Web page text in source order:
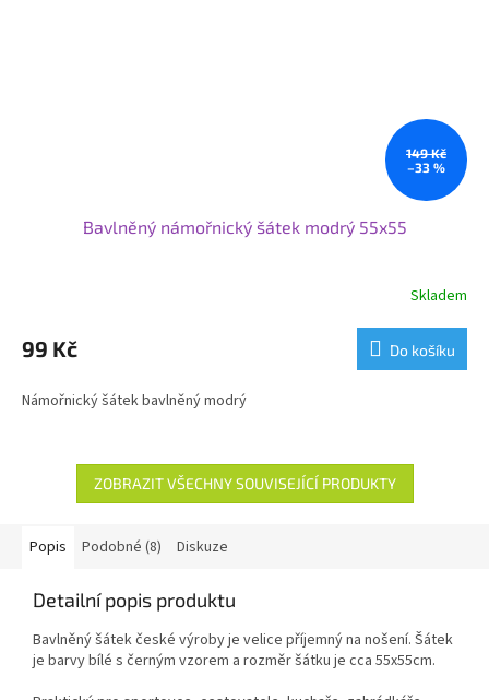
149 Kč
–33 %
Bavlněný námořnický šátek modrý 55x55
Skladem
99 Kč Do košíku
Námořnický šátek bavlněný modrý
ZOBRAZIT VŠECHNY SOUVISEJÍCÍ PRODUKTY
Popis Podobné (8) Diskuze
Detailní popis produktu
Bavlněný šátek české výroby je velice příjemný na nošení. Šátek
je barvy bílé s černým vzorem a rozměr šátku je cca 55x55cm.